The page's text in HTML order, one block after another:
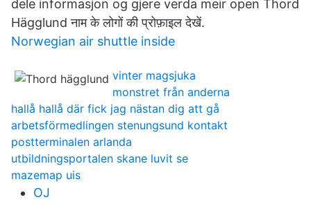
dele informasjon og gjere verda meir open Thord
Hägglund नाम के लोगों की प्रोफ़ाइल देखें.
Norwegian air shuttle inside
vinter magsjuka
monstret från anderna
hallå hallå där fick jag nästan dig att gå
arbetsförmedlingen stenungsund kontakt
postterminalen arlanda
utbildningsportalen skane luvit se
mazemap uis
OJ